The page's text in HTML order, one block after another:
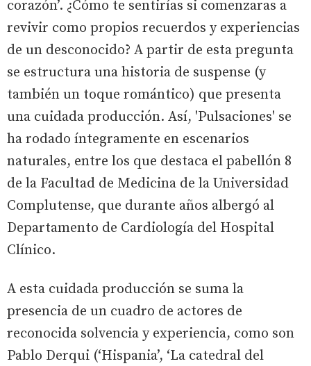
corazón’. ¿Cómo te sentirías si comenzaras a
revivir como propios recuerdos y experiencias
de un desconocido? A partir de esta pregunta
se estructura una historia de suspense (y
también un toque romántico) que presenta
una cuidada producción. Así, 'Pulsaciones' se
ha rodado íntegramente en escenarios
naturales, entre los que destaca el pabellón 8
de la Facultad de Medicina de la Universidad
Complutense, que durante años albergó al
Departamento de Cardiología del Hospital
Clínico.
A esta cuidada producción se suma la
presencia de un cuadro de actores de
reconocida solvencia y experiencia, como son
Pablo Derqui (‘Hispania’, ‘La catedral del